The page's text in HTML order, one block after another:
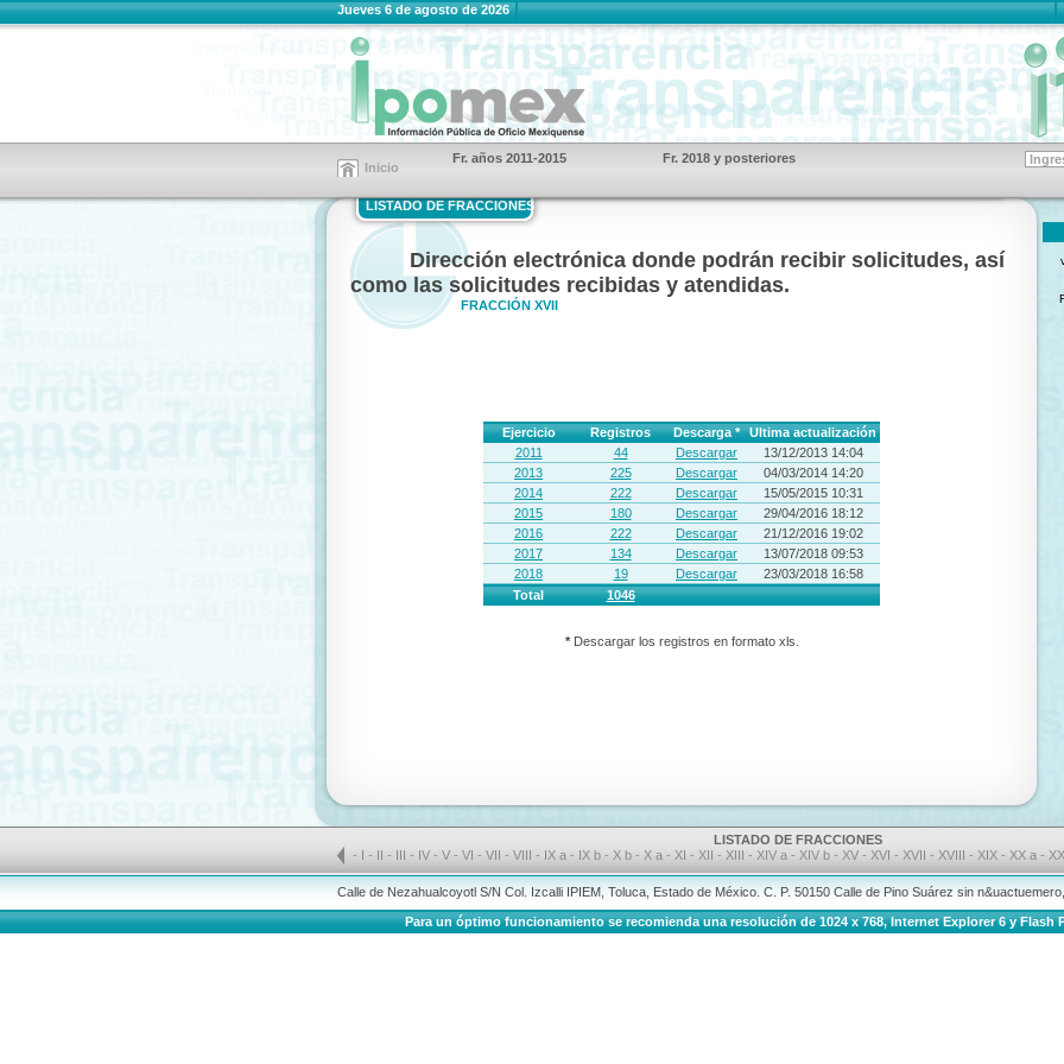
Jueves 6 de agosto de 2026
Inicio
Fr. años 2011-2015 Fr. 2018 y posteriores
LISTADO DE FRACCIONES
Dirección electrónica donde podrán recibir solicitudes, así
como las solicitudes recibidas y atendidas.
FRACCIÓN XVII
Ejercicio Registros Descarga *
Ultima actualización
2011
44 Descargar
13/12/2013 14:04
2013
225 Descargar
04/03/2014 14:20
2014
222 Descargar
15/05/2015 10:31
2015
180 Descargar
29/04/2016 18:12
2016
222 Descargar
21/12/2016 19:02
2017
134 Descargar
13/07/2018 09:53
2018
19 Descargar
23/03/2018 16:58
Total
1046
*Descargar los registros en formato xls.
LISTADO DE FRACCIONES
- I - II - III - IV - V - VI - VII - VIII - IX a- IX b- X b- X a- XI - XII - XIII - XIV a- XIV b- XV - XVI - XVII - XVIII - XIX - XX a-
Calle de Nezahualcoyotl S/N Col. Izcalli IPIEM, Toluca, Estado de México. C. P. 50150 Calle de Pino Suárez sin
Para un óptimo funcionamiento se recomienda una resolución de 1024 x 768, Internet Explorer 6 y Flash